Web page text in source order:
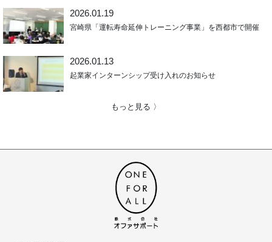
2026.01.19
宮崎県「運転寿命延伸トレーニング事業」を西都市で開催
2026.01.13
起業家インターンシップ受け入れのお知らせ
もっと見る 〉